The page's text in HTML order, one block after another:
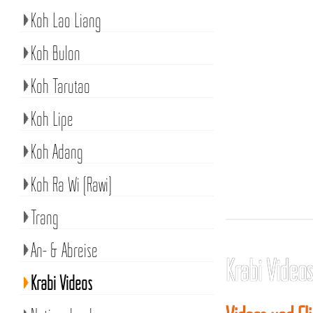
Krabi Videos
Koh Lao Liang
Koh Bulon
Koh Tarutao
Koh Lipe
Koh Adang
Koh Ra Wi (Rawi)
Trang
An- & Abreise
Krabi Videos